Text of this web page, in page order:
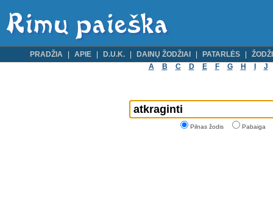
PRADŽIA APIE D.U.K. DAINŲ ŽODŽIAI PATARLĖS
A
B C D E F G H J
Pilnas žodis Pabaiga